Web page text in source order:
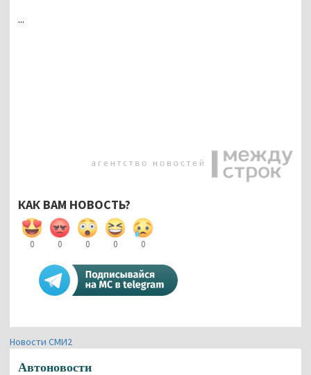
...
КАК ВАМ НОВОСТЬ?
0 0 0 0 0
Новости СМИ2
Автоновости